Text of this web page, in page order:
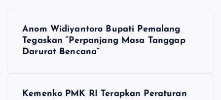
Anom Widiyantoro Bupati Pemalang
Tegaskan “Perpanjang Masa Tanggap
Darurat Bencana”
Kemenko PMK RI Terapkan Peraturan